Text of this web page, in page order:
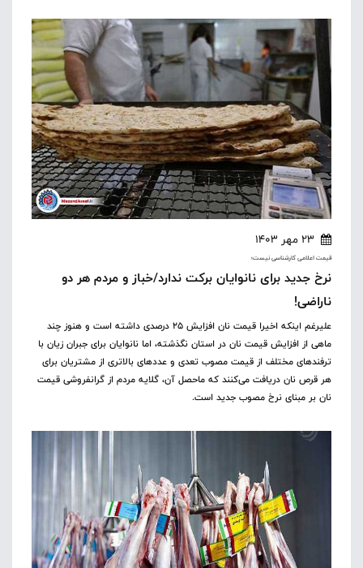
23 مهر 1403
قیمت اعلامی کارشناسی نیست؛
نرخ جدید برای نانوایان برکت ندارد/خباز و مردم هر دو
ناراضی!
علیرغم اینکه اخیرا قیمت نان افزایش ۲۵ درصدی داشته است و هنوز چند
ماهی از افزایش قیمت نان در استان نگذشته، اما نانوایان برای جبران زیان با
ترفند‌های مختلف از قیمت مصوب تعدی و عدد‌های بالاتری از مشتریان برای
هر قرص نان دریافت می‌کنند که ماحصل آن، گلایه مردم از گرانفروشی قیمت
نان بر مبنای نرخ مصوب جدید است.